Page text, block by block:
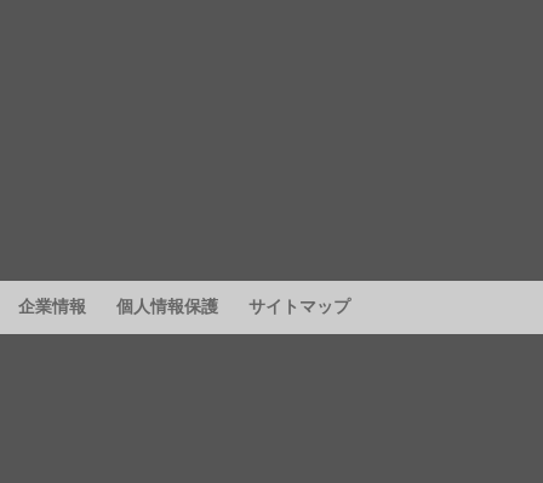
企業情報 個人情報保護 サイトマップ